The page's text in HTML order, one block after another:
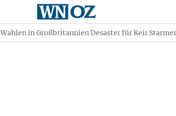
Wahlen in Großbritannien Desaster für Keir Starmer